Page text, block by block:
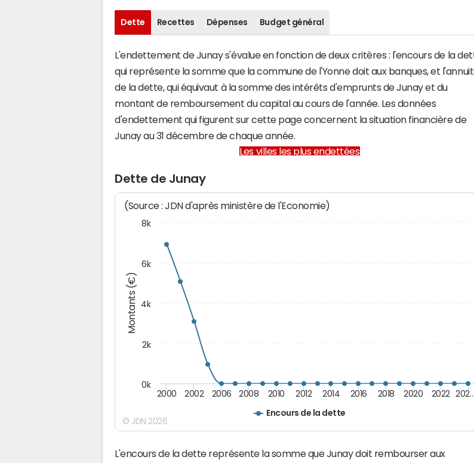
Dette Recettes Dépenses Budget général
L'endettement de Junay s'évalue en fonction de deux critères : l'encours de la
qui représente la somme que la commune de l'Yonne doit aux banques, et
de la dette, qui équivaut à la somme des intérêts d'emprunts de Junay et du
montant de remboursement du capital au cours de l'année. Les données
d'endettement qui figurent sur cette page concernent la situation financière de
Junay au 31 décembre de chaque année.
Les villes les plus endettées
Dette de Junay
Montants (€)
(Source : JDN d'après ministère de l'Economie)
Encours de la dette
2000 2002 2006 2008 2010 2012 2014 2016 2018 2020 2022 202…
0k
2k
4k
6k
8k
© JDN 2026
L'encours de la dette représente la somme que Junay doit rembourser aux